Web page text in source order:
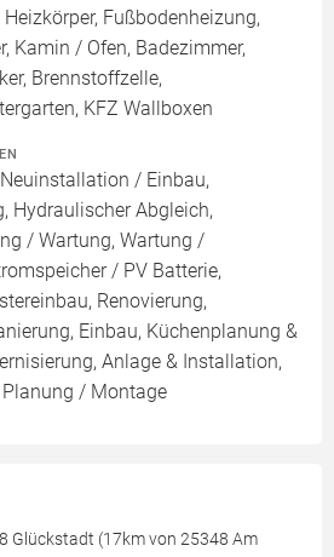
Fußbodenheizung,
Kamin / Ofen, Badezimmer,
Brennstoffzelle,
KFZ Wallboxen
/ Einbau,
Hydraulischer Abgleich,
/ Wartung, Wartung /
/ PV Batterie,
Renovierung,
Einbau, Küchenplanung &
Anlage & Installation,
/ Montage
Glückstadt (17km von 25348 Am